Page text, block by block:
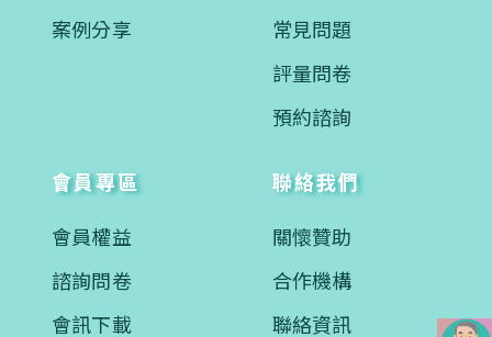
案例分享
常見問題
評量問卷
預約諮詢
會員專區
會員權益
諮詢問卷
會訊下載
聯絡我們
關懷贊助
合作機構
聯絡資訊